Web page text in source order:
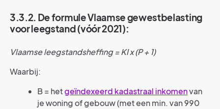
3.3.2. De formule Vlaamse gewestbelasting
voor leegstand (vóór 2021):
Vlaamse leegstandsheffing = KI x (P + 1)
Waarbij:
B = hetgeïndexeerd kadastraal inkomenvan
je woning of gebouw (met een min. van 990